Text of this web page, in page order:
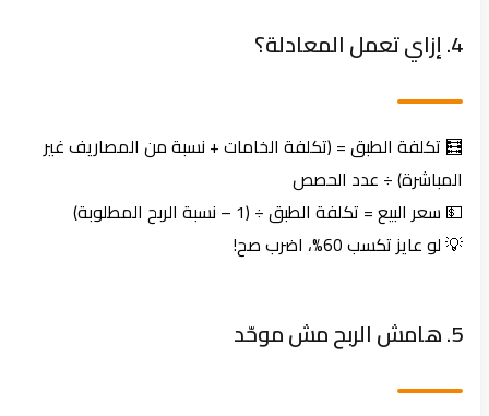
🧮 تكلفة الطبق = (تكلفة الخامات + نسبة من المصاريف غير
المباشرة) ÷ عدد الحصص
💵 سعر البيع = تكلفة الطبق ÷ (1 – نسبة الربح المطلوبة)
💡 لو عايز تكسب 60%، اضرب صح!